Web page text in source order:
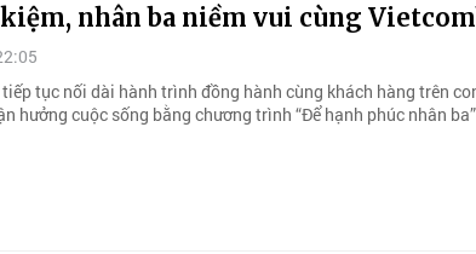
nhân ba niềm vui cùng
tục nối dài hành trình đồng hành cùng khách hàng trên
hưởng cuộc sống bằng chương trình “Để hạnh phúc nhân